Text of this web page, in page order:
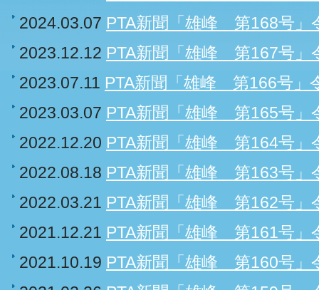
2024.03.07 PTA新聞「雄峰 第168号」
2023.12.12 PTA新聞「雄峰 第167号」
2023.07.11 PTA新聞「雄峰 第166号」
2023.03.07 PTA新聞「雄峰 第165号」
2022.12.20 PTA新聞「雄峰 第164号」
2022.08.18 PTA新聞「雄峰 第163号」
2022.03.21 PTA新聞「雄峰 第162号」
2021.12.21 PTA新聞「雄峰 第161号」
2021.10.19 PTA新聞「雄峰 第160号」